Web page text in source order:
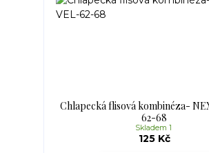
Chlapecká flisová kombinéza-
62-68
125 Kč
Skladem 1